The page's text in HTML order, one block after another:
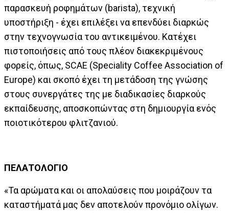
παρασκευή ροφημάτων (barista), τεχνική
υποστήριξη - έχει επιλέξει να επενδύει διαρκώς
στην τεχνογνωσία του αντικειμένου. Κατέχει
πιστοποιήσεις από τους πλέον διακεκριμένους
φορείς, όπως, SCAE (Speciality Coffee Association of
Europe) και σκοπό έχει τη μετάδοση της γνώσης
στους συνεργάτες της με διαδικασίες διαρκούς
εκπαίδευσης, αποσκοπώντας στη δημιουργία ενός
ποιοτικότερου φλιτζανιού.
ΠΕΛΑΤΟΛΟΓΙΟ
«Τα αρώματα και οι απολαύσεις που μοιράζουν τα
καταστήματά μας δεν αποτελούν προνόμιο ολίγων.